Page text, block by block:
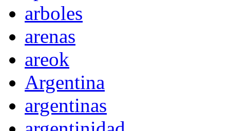
arboles
arenas
areok
Argentina
argentinas